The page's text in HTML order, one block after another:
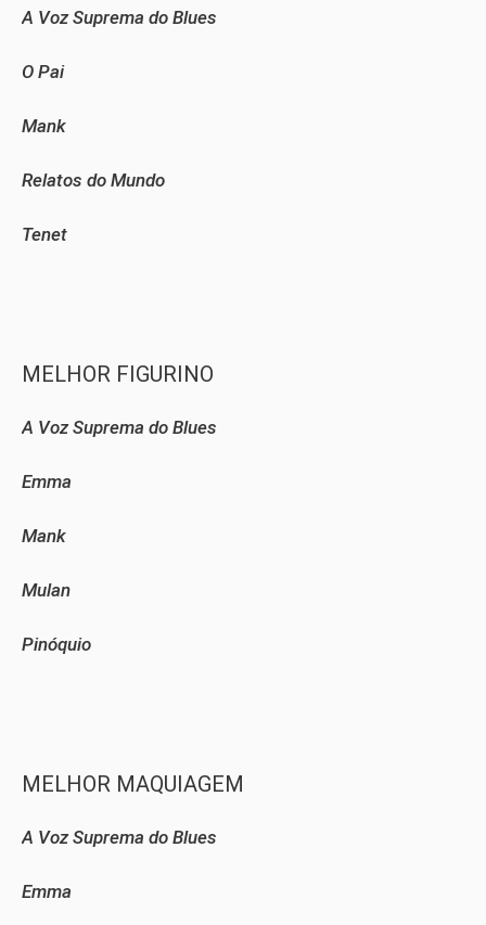
A Voz Suprema do Blues
O Pai
Mank
Relatos do Mundo
Tenet
MELHOR FIGURINO
A Voz Suprema do Blues
Emma
Mank
Mulan
Pinóquio
MELHOR MAQUIAGEM
A Voz Suprema do Blues
Emma